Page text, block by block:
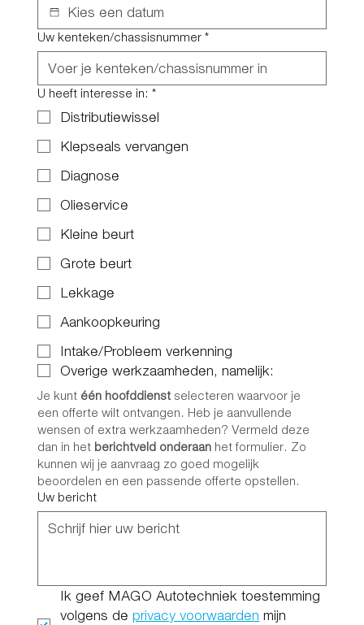
Uw kenteken/chassisnummer *
U heeft interesse in: *
Distributiewissel
Klepseals vervangen
Diagnose
Olieservice
Kleine beurt
Grote beurt
Lekkage
Aankoopkeuring
Intake/Probleem verkenning
Overige werkzaamheden, namelijk:
Je kunt één hoofddienst selecteren waarvoor je
een offerte wilt ontvangen. Heb je aanvullende
wensen of extra werkzaamheden? Vermeld deze
dan in het berichtveld onderaan het formulier. Zo
kunnen wij je aanvraag zo goed mogelijk
beoordelen en een passende offerte opstellen.
Uw bericht
Ik geef MAGO Autotechniek toestemming
volgens de privacy voorwaarden mijn